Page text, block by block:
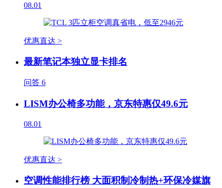
08.01
优惠直达 >
最新笔记本独立显卡排名
问答 6
LISM办公椅多功能，京东特惠仅49.6元
08.01
优惠直达 >
空调性能排行榜 大面积制冷制热+环保冷媒旗